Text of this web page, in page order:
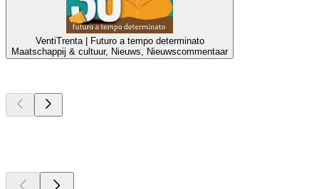
VentiTrenta | Futuro a tempo determinato
Maatschappij & cultuur, Nieuws, Nieuwscommentaar